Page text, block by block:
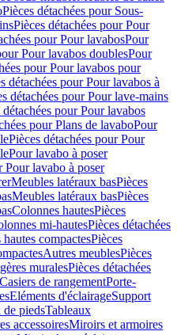
Pièces détachées pour Sous-
Pièces détachées pour Pour
pour Pour lavabosPour
Pour lavabos doublesPour
pour Pour lavabos pour
détachées pour Pour lavabos à
détachées pour Pour lave-mains
détachées pour Pour lavabos
pour Plans de lavaboPour
Pièces détachées pour Pour
Pour lavabo à poser
Pour lavabo à poser
Meubles latéraux basPièces
Meubles latéraux basPièces
Colonnes hautesPièces
mi-hautesPièces détachées
compactesPièces
Autres meublesPièces
muralesPièces détachées
Casiers de rangementPorte-
Eléments d'éclairageSupport
de piedsTableaux
accessoiresMiroirs et armoires